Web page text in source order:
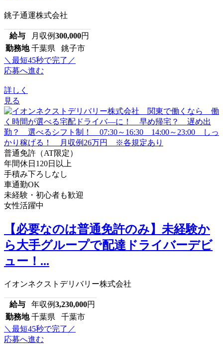
銚子通運株式会社
給与 月収例300,000円
勤務地 千葉県 銚子市
＼最短45秒で完了／
応募へ進む
詳しく
見る
普通免許（AT限定）
年間休日120日以上
手積み下ろしなし
車通勤OK
未経験・初心者も歓迎
女性活躍中
【必要なのは普通免許のみ】未経験か
ら大手グループで配達ドライバーデビ
ュー！...
イオンネクストデリバリー株式会社
給与 年収例3,230,000円
勤務地 千葉県 千葉市
＼最短45秒で完了／
応募へ進む